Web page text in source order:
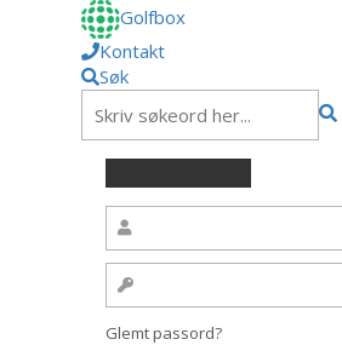
Golfbox
Kontakt
Søk
Glemt passord?